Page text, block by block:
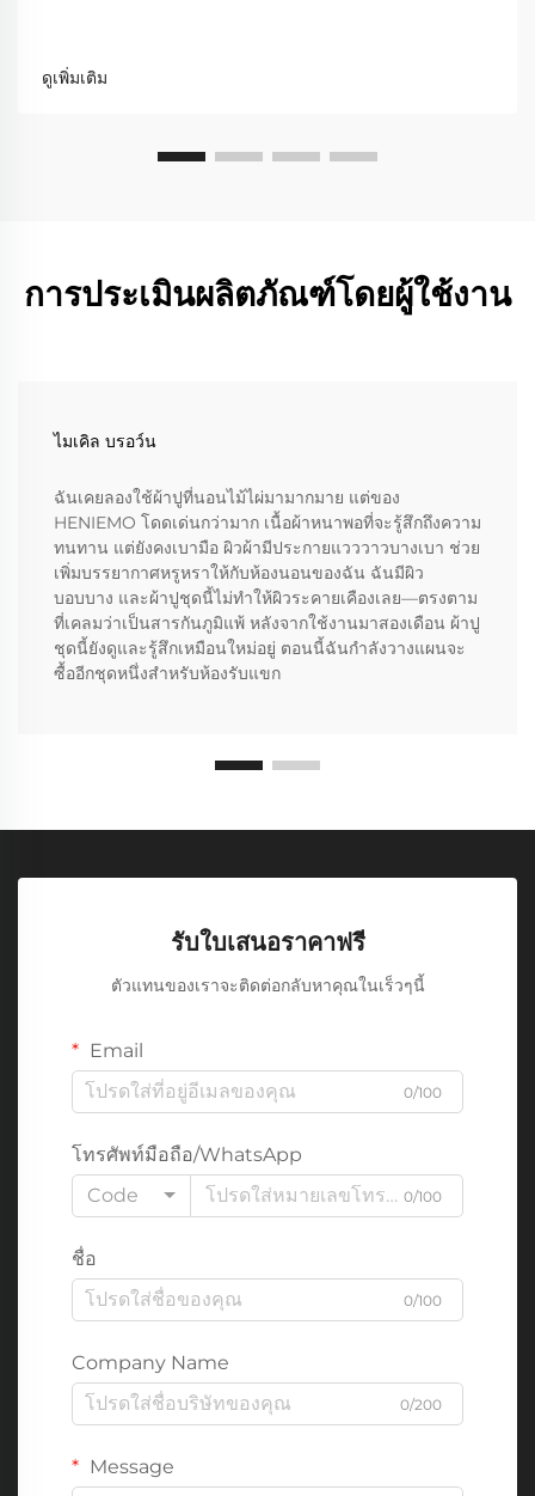
ดูเพิ่มเติม
การประเมินผลิตภัณฑ์โดยผู้ใช้งาน
ไมเคิล บรอว์น
ฉันเคยลองใช้ผ้าปูที่นอนไม้ไผ่มามากมาย แต่ของ
HENIEMO โดดเด่นกว่ามาก เนื้อผ้าหนาพอที่จะรู้สึกถึงความ
ทนทาน แต่ยังคงเบามือ ผิวผ้ามีประกายแวววาวบางเบา ช่วย
เพิ่มบรรยากาศหรูหราให้กับห้องนอนของฉัน ฉันมีผิว
บอบบาง และผ้าปูชุดนี้ไม่ทำให้ผิวระคายเคืองเลย—ตรงตาม
ที่เคลมว่าเป็นสารกันภูมิแพ้ หลังจากใช้งานมาสองเดือน ผ้าปู
ชุดนี้ยังดูและรู้สึกเหมือนใหม่อยู่ ตอนนี้ฉันกำลังวางแผนจะ
ซื้ออีกชุดหนึ่งสำหรับห้องรับแขก
รับใบเสนอราคาฟรี
ตัวแทนของเราจะติดต่อกลับหาคุณในเร็วๆนี้
Email
0/100
โทรศัพท์มือถือ/WhatsApp
Code
0/100
ชื่อ
0/100
Company Name
0/200
Message